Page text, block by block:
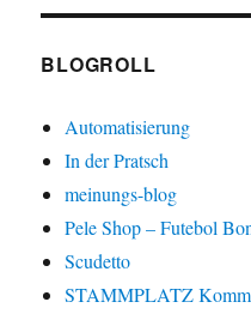
BLOGROLL
Automatisierung
In der Pratsch
meinungs-blog
Pele Shop – Futebol
Scudetto
STAMMPLATZ